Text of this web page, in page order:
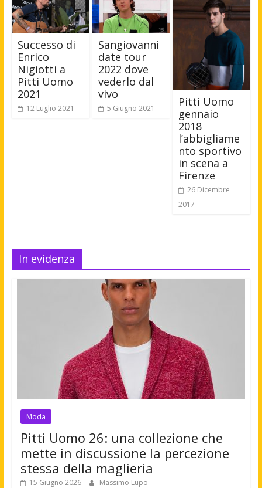
Successo di
Enrico
Nigiotti a
Pitti Uomo
2021
12 Luglio 2021
Sangiovanni
date tour
2022 dove
vederlo dal
vivo
5 Giugno 2021
Pitti Uomo
gennaio
2018
l’abbigliame
nto sportivo
in scena a
Firenze
26 Dicembre
2017
In evidenza
Moda
Pitti Uomo 26: una collezione che
mette in discussione la percezione
stessa della maglieria
15 Giugno 2026 Massimo Lupo